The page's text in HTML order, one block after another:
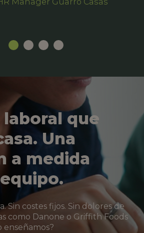
laboral que
Una
a medida
Sin costes fijos. Sin dolores de
como Danone o Griffith Foods
enseñamos?